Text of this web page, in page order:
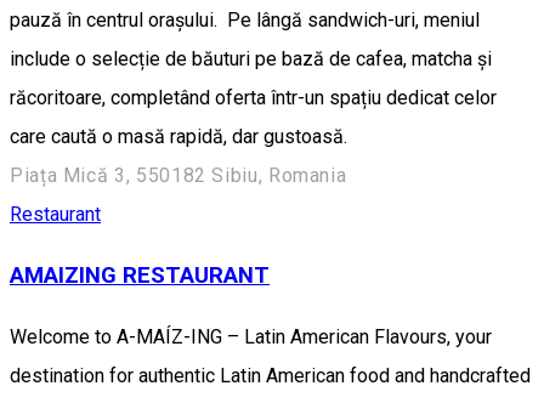
pauză în centrul orașului. Pe lângă sandwich-uri, meniul
include o selecție de băuturi pe bază de cafea, matcha și
răcoritoare, completând oferta într-un spațiu dedicat celor
care caută o masă rapidă, dar gustoasă.
Piața Mică 3, 550182 Sibiu, Romania
Restaurant
AMAIZING RESTAURANT
Welcome to A-MAÍZ-ING – Latin American Flavours, your
destination for authentic Latin American food and handcrafted